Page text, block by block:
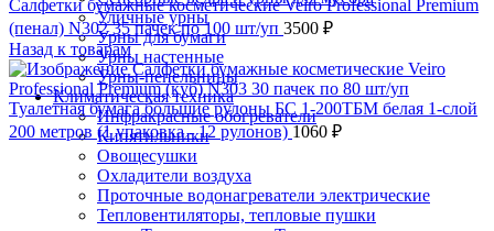
Уличные урны
Урны для бумаги
Урны настенные
Урны-пепельницы
Климатическая техника
Инфракрасные обогреватели
Кипятильники
Овощесушки
Охладители воздуха
Проточные водонагреватели электрические
Тепловентиляторы, тепловые пушки
Салфетки бумажные косметические Veiro Professional Premium
(пенал) N302 35 пачек по 100 шт/уп 3500 ₽
Назад к товарам
Туалетная бумага большие рулоны БС 1-200ТБМ белая 1-слой
200 метров (1 упаковка - 12 рулонов) 1060 ₽